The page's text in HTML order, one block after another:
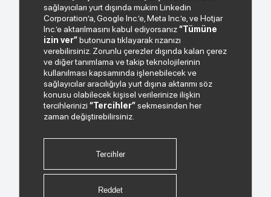
Paylaştığım kişisel verilerimin işlenmesi hususunda
“Kişisel Verilerin Korunması Politikası”okudum ve
anladım.
"Ticari Elektronik İleti Onay Metni"
Bizi Takip Edin.
sağlayıcıları yurt dışında mukim Linkedin
Corporation’a, Google Inc.’e, Meta Inc.’e, ve Hotjar
Inc.’e aktarılmasını kabul ediyorsanız“Tümüne
izin ver”butonuna tıklayarak rızanızı
verebilirsiniz. Zorunlu çerezler dışında kalan çerez
ve diğer tanımlama ve takip teknolojilerinin
kullanılması kapsamında işlenebilecek ve
sağlayıcılar aracılığıyla yurt dışına aktarımı söz
konusu olabilecek kişisel verilerinize ilişkin
tercihlerinizi“Tercihler”sekmesinden her
zaman değiştirebilirsiniz.
Tercihler
Reddet